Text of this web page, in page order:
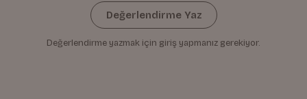
Değerlendirme Yaz
Değerlendirme yazmak için giriş yapmanız gerekiyor.